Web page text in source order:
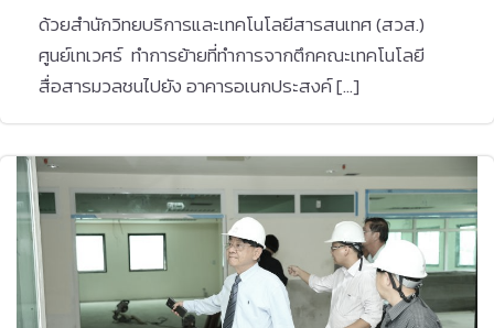
ด้วยสำนักวิทยบริการและเทคโนโลยีสารสนเทศ (สวส.)
ศูนย์เทเวศร์ ทำการย้ายที่ทำการจากตึกคณะเทคโนโลยี
สื่อสารมวลชนไปยัง อาคารอเนกประสงค์ […]